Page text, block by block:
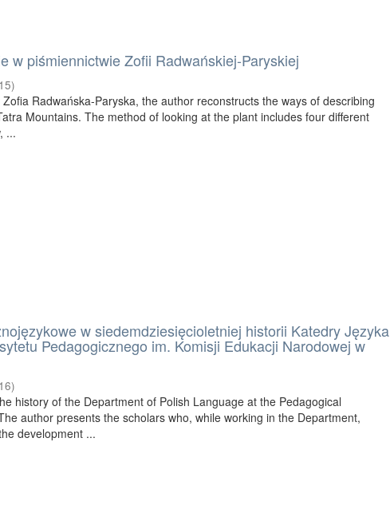
w piśmiennictwie Zofii Radwańskiej-Paryskiej
)
Radwańska-Paryska, the author reconstructs the ways of describing
Mountains. The method of looking at the plant includes four different
...
w siedemdziesięcioletniej historii Katedry Języka
Pedagogicznego im. Komisji Edukacji Narodowej w
)
history of the Department of Polish Language at the Pedagogical
author presents the scholars who, while working in the Department,
development ...